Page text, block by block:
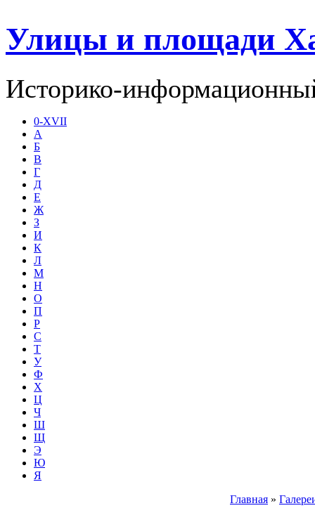
Улицы и площади
Историко-
0-XVII
А
Б
В
Г
Д
Е
Ж
З
И
К
Л
М
Н
О
П
Р
С
Т
У
Ф
Х
Ц
Ч
Ш
Щ
Э
Ю
Я
Главная »